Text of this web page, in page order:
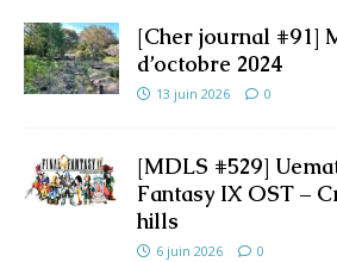
[Cher journal #91]
d’octobre 2024
13 juin 2026 0
[MDLS #529]
Fantasy IX OST –
hills
6 juin 2026 0